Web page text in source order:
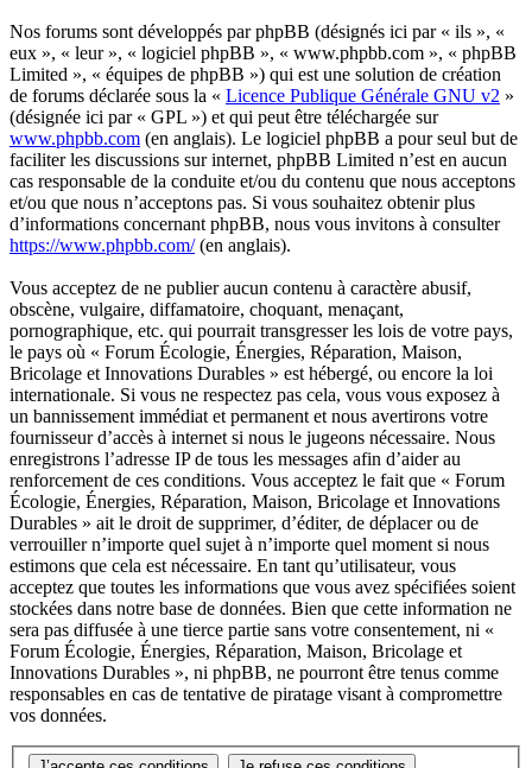
Nos forums sont développés par phpBB (désignés ici par « ils », «
eux », « leur », « logiciel phpBB », « www.phpbb.com », « phpBB
Limited », « équipes de phpBB ») qui est une solution de création
de forums déclarée sous la « Licence Publique Générale GNU v2 »
(désignée ici par « GPL ») et qui peut être téléchargée sur
www.phpbb.com (en anglais). Le logiciel phpBB a pour seul but de
faciliter les discussions sur internet, phpBB Limited n’est en aucun
cas responsable de la conduite et/ou du contenu que nous acceptons
et/ou que nous n’acceptons pas. Si vous souhaitez obtenir plus
d’informations concernant phpBB, nous vous invitons à consulter
https://www.phpbb.com/(en anglais).
Vous acceptez de ne publier aucun contenu à caractère abusif,
obscène, vulgaire, diffamatoire, choquant, menaçant,
pornographique, etc. qui pourrait transgresser les lois de votre pays,
le pays où « Forum Écologie, Énergies, Réparation, Maison,
Bricolage et Innovations Durables » est hébergé, ou encore la loi
internationale. Si vous ne respectez pas cela, vous vous exposez à
un bannissement immédiat et permanent et nous avertirons votre
fournisseur d’accès à internet si nous le jugeons nécessaire. Nous
enregistrons l’adresse IP de tous les messages afin d’aider au
renforcement de ces conditions. Vous acceptez le fait que « Forum
Écologie, Énergies, Réparation, Maison, Bricolage et Innovations
Durables » ait le droit de supprimer, d’éditer, de déplacer ou de
verrouiller n’importe quel sujet à n’importe quel moment si nous
estimons que cela est nécessaire. En tant qu’utilisateur, vous
acceptez que toutes les informations que vous avez spécifiées soient
stockées dans notre base de données. Bien que cette information ne
sera pas diffusée à une tierce partie sans votre consentement, ni «
Forum Écologie, Énergies, Réparation, Maison, Bricolage et
Innovations Durables », ni phpBB, ne pourront être tenus comme
responsables en cas de tentative de piratage visant à compromettre
vos données.